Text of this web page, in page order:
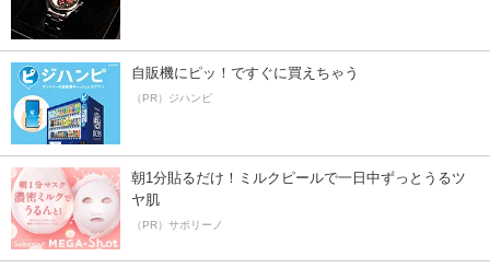
自販機にピッ！ですぐに買えちゃう
（PR）ジハンピ
朝1分貼るだけ！ミルクピールで一日中ずっとうるツ
ヤ肌
（PR）サボリーノ